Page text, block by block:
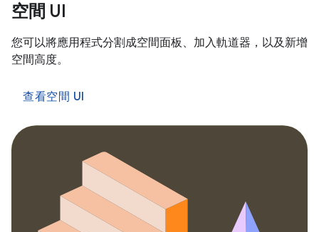
空間 UI
您可以將應用程式分割成空間面板、加入軌道器，以及新增
空間高度。
查看空間 UI